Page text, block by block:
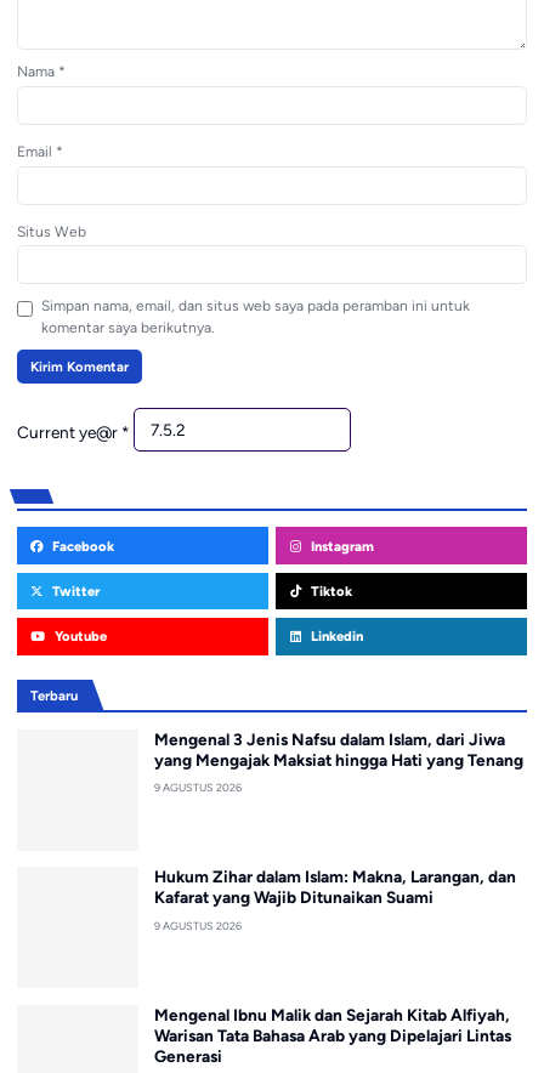
Nama *
Email *
Situs Web
Simpan nama, email, dan situs web saya pada peramban ini untuk
komentar saya berikutnya.
Current ye@r *
Facebook Instagram
Twitter Tiktok
Youtube Linkedin
Terbaru
Mengenal 3 Jenis Nafsu dalam Islam, dari Jiwa
yang Mengajak Maksiat hingga Hati yang Tenang
9 AGUSTUS 2026
Hukum Zihar dalam Islam: Makna, Larangan, dan
Kafarat yang Wajib Ditunaikan Suami
9 AGUSTUS 2026
Mengenal Ibnu Malik dan Sejarah Kitab Alfiyah,
Warisan Tata Bahasa Arab yang Dipelajari Lintas
Generasi